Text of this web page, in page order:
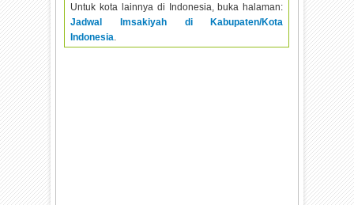
Untuk kota lainnya di Indonesia, buka halaman:
Jadwal Imsakiyah di Kabupaten/Kota
Indonesia